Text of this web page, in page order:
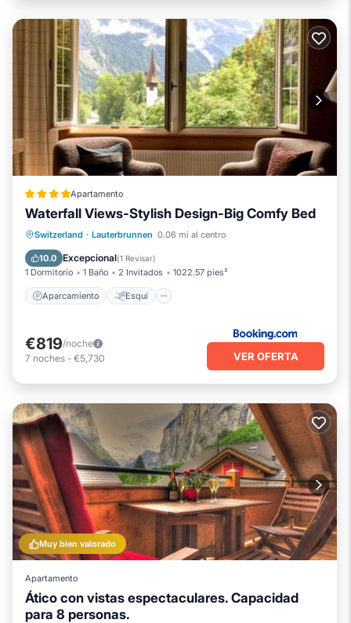
Apartamento
Waterfall Views-Stylish Design-Big Comfy Bed
Switzerland · Lauterbrunnen 0.06 mi al centro
10.0 Excepcional(1 Revisar)
1 Dormitorio 1 Baño 2 Invitados 1022.57 pies²
Aparcamiento Esquí
Aparcamiento
Esquí
Balcón/Terraza
€819/noche
7 noches - €5,730 VER OFERTA
Muy bien valorado
Apartamento
Ático con vistas espectaculares. Capacidad
para 8 personas.